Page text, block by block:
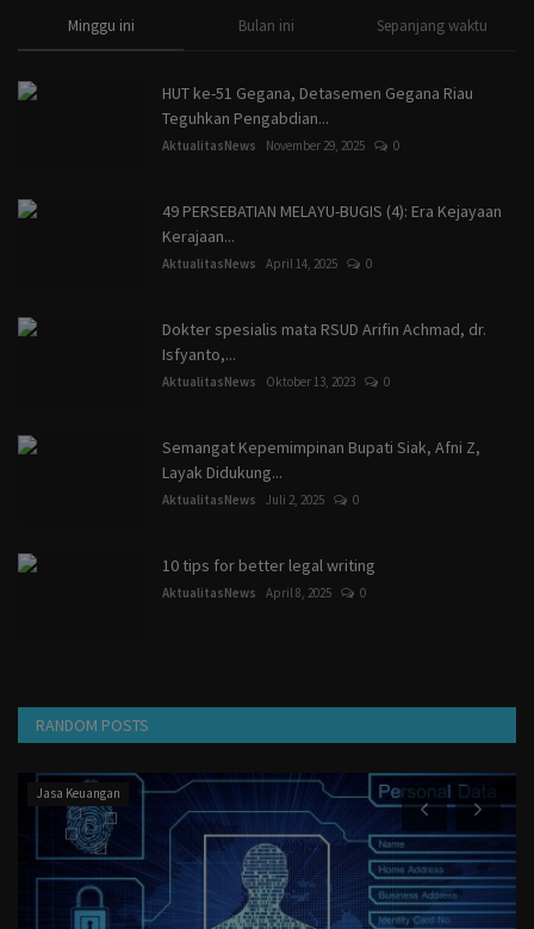
Minggu ini Bulan ini Sepanjang waktu
HUT ke-51 Gegana, Detasemen Gegana Riau
Teguhkan Pengabdian...
AktualitasNews November 29, 2025 0
49 PERSEBATIAN MELAYU-BUGIS (4): Era Kejayaan
Kerajaan...
AktualitasNews April 14, 2025 0
Dokter spesialis mata RSUD Arifin Achmad, dr.
Isfyanto,...
AktualitasNews Oktober 13, 2023 0
Semangat Kepemimpinan Bupati Siak, Afni Z,
Layak Didukung...
AktualitasNews Juli 2, 2025 0
10 tips for better legal writing
AktualitasNews April 8, 2025 0
RANDOM POSTS
Jasa Keuangan